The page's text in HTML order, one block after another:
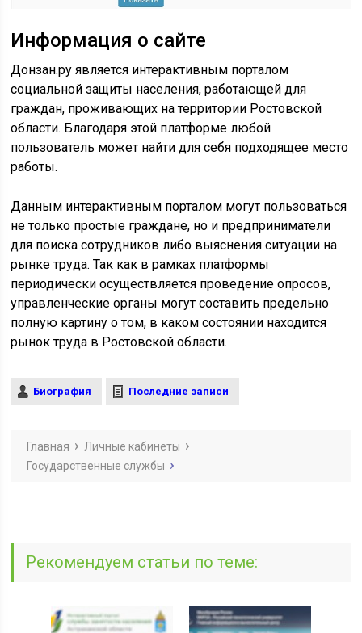
Информация о сайте
Донзан.ру является интерактивным порталом
социальной защиты населения, работающей для
граждан, проживающих на территории Ростовской
области. Благодаря этой платформе любой
пользователь может найти для себя подходящее место
работы.
Данным интерактивным порталом могут пользоваться
не только простые граждане, но и предприниматели
для поиска сотрудников либо выяснения ситуации на
рынке труда. Так как в рамках платформы
периодически осуществляется проведение опросов,
управленческие органы могут составить предельно
полную картину о том, в каком состоянии находится
рынок труда в Ростовской области.
Биография Последние записи
Главная
Личные кабинеты
Государственные службы
Рекомендуем статьи по теме: